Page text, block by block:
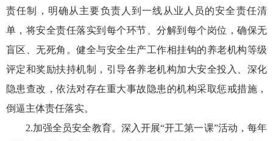
责任制，明确从主要负责人到一线从业人员的安全责任清
单，将安全责任落实到每个环节、分解到每个岗位，确保无
盲区、无死角。健全与安全生产工作相挂钩的养老机构等级
评定和奖励扶持机制，引导各养老机构加大安全投入、深化
隐患查改，依法对存在重大事故隐患的机构采取惩戒措施，
倒逼主体责任落实。
2.加强全员安全教育。深入开展“开工第一课”活动，每年